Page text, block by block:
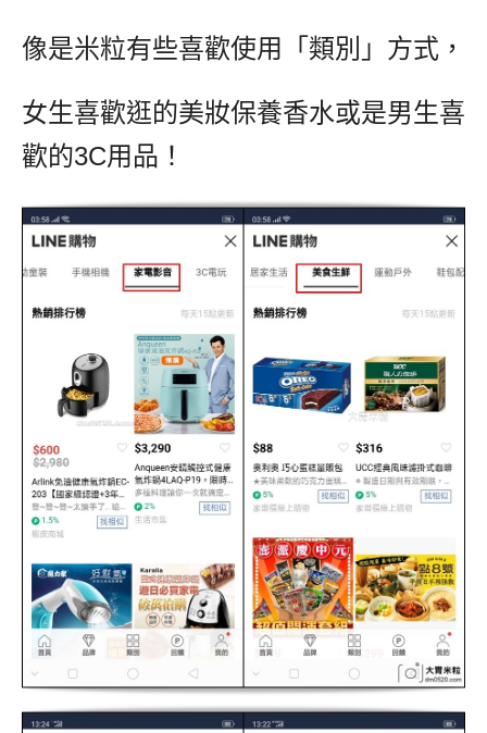
像是米粒有些喜歡使用「類別」方式，
女生喜歡逛的美妝保養香水或是男生喜
歡的3C用品！